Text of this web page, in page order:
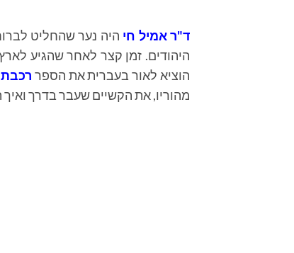
ד"ר אמיל חי היה נער שהחליט
הוציא לאור בעברית את הספר
מהוריו, את הקשיים שעבר בדרך